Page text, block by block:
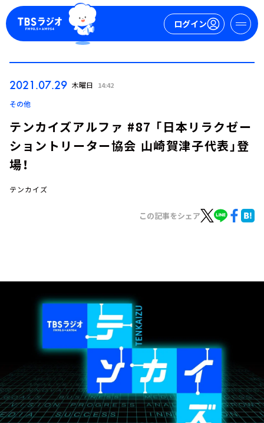
ログイン
イベント・グッズ
YouTube
2021.07.29 木曜日 14:42
その他
テンカイズアルファ #87 「日本リラクゼー
ショントリーター協会 山崎賀津子代表」登
場！
テンカイズ
この記事をシェア